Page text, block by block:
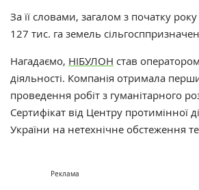
За її словами, загалом з початку
127 тис. га земель
Нагадаємо, НІБУЛОН став
діяльності. Компанія отримала
проведення робіт з гуманітарного
Сертифікат від Центру протимінної
України на нетехнічне обстеження
Реклама